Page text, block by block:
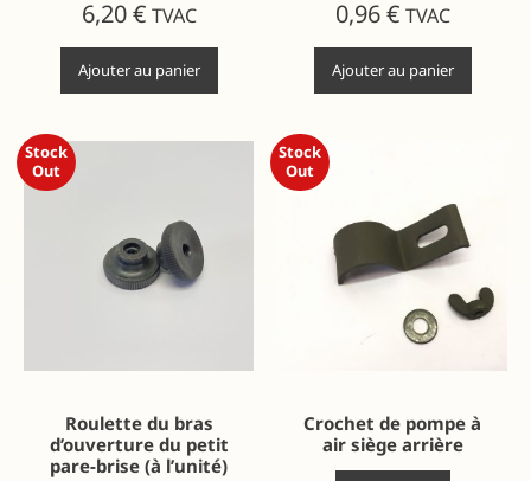
6,20€ TVAC
Ajouter au panier
0,96€ TVAC
Ajouter au panier
Stock
Out
Roulette du bras
d’ouverture du petit
pare-brise (à l’unité)
Stock
Out
Crochet de pompe à
air siège arrière